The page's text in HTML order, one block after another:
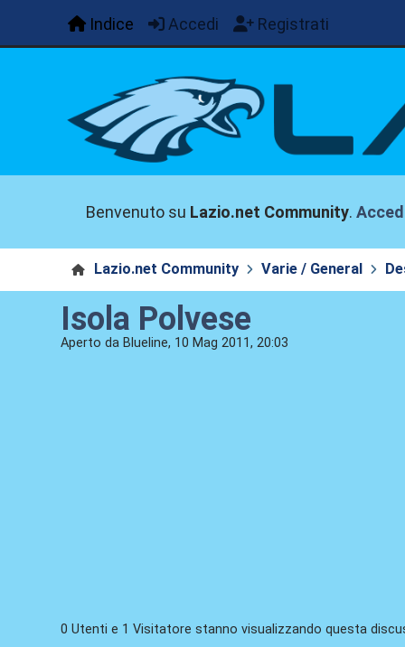
Indice Accedi Registrati
Benvenuto su Lazio.net Community.
Lazio.net Community Varie / General
Isola Polvese
Aperto da Blueline, 10 Mag 2011, 20:03
0 Utenti e 1 Visitatore stanno visualizzando questa